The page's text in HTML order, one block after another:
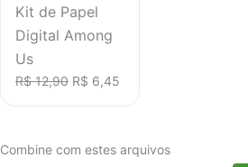
Kit de Papel
Digital Among
Us
R$12,90 R$ 6,45
Combine com estes arquivos